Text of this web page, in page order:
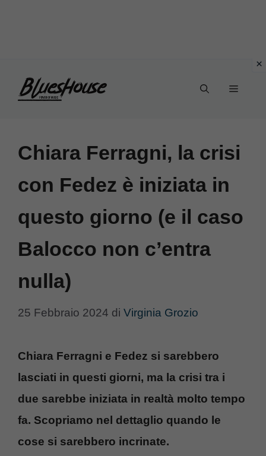
Menu
Chiara Ferragni, la crisi
con Fedez è iniziata in
questo giorno (e il caso
Balocco non c’entra
nulla)
25 Febbraio 2024 di Virginia Grozio
Chiara Ferragni e Fedez si sarebbero
lasciati in questi giorni, ma la crisi tra i
due sarebbe iniziata in realtà molto tempo
fa. Scopriamo nel dettaglio quando le
cose si sarebbero incrinate.